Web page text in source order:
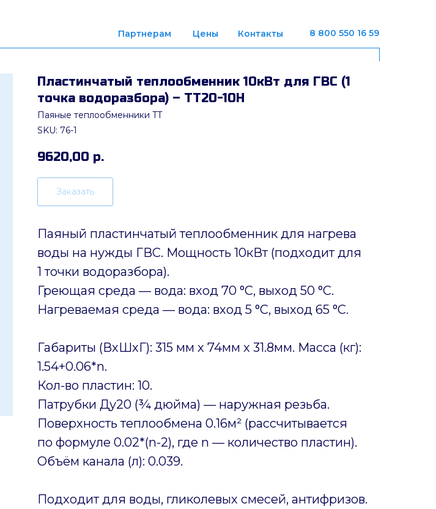
8 800 550 16 59
Партнерам Цены Контакты
Пластинчатый теплообменник 10кВт для ГВС (1
точка водоразбора) – ТТ20-10H
Паяные теплообменники TT
SKU: 76-1
9620,00 р.
Заказать
Паяный пластинчатый теплообменник для нагрева
воды на нужды ГВС. Мощность 10кВт (подходит для
1 точки водоразбора).
Греющая среда — вода: вход 70 °C, выход 50 °C.
Нагреваемая среда — вода: вход 5 °C, выход 65 °C.
Габариты (ВхШхГ): 315 мм х 74мм х 31.8мм. Масса (кг):
1.54+0.06*n.
Кол-во пластин: 10.
Патрубки Ду20 (¾ дюйма) — наружная резьба.
Поверхность теплообмена 0.16м² (рассчитывается
по формуле 0.02*(n-2), где n — количество пластин).
Объём канала (л): 0.039.
Подходит для воды, гликолевых смесей, антифризов.